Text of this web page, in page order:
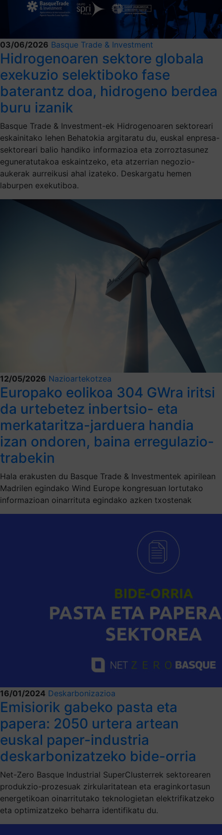
03/06/2026 Basque Trade & Investment
Hidrogenoaren sektore globala
exekuzio selektiboko fase
baterantz doa, hidrogeno berdea
buru izanik
Basque Trade & Investment-ek Hidrogenoaren sektoreari
eskainitako lehen Behatokia argitaratu du, euskal enpresa-
sektoreari balio handiko informazioa eta zorroztasunez
eguneratutakoa eskaintzeko, eta atzerrian negozio-
aukerak aurreikusi ahal izateko. Deskargatu hemen
laburpen exekutiboa.
12/05/2026 Nazioartekotzea
Europako eolikoa 304 GWra iritsi
da urtebetez inbertsio- eta
merkataritza-jarduera handia
izan ondoren, baina erregulazio-
trabekin
Hala erakusten du Basque Trade & Investmentek apirilean
Madrilen egindako Wind Europe kongresuan lortutako
informazioan oinarrituta egindako azken txostenak
16/01/2024 Deskarbonizazioa
Emisiorik gabeko pasta eta
papera: 2050 urtera artean
euskal paper-industria
deskarbonizatzeko bide-orria
Net-Zero Basque Industrial SuperClusterrek sektorearen
produkzio-prozesuak zirkularitatean eta eraginkortasun
energetikoan oinarritutako teknologietan elektrifikatzeko
eta optimizatzeko beharra identifikatu du.